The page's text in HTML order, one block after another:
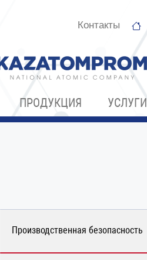
Контакты
ПРОДУКЦИЯ УСЛУГИ
Производственная безопасность